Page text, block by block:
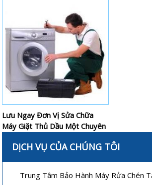
Lưu Ngay Đơn Vị Sửa Chữa
Máy Giặt Thủ Dầu Một Chuyên
DỊCH VỤ CỦA CHÚNG TÔI
Trung Tâm Bảo Hành Máy Rửa Chén